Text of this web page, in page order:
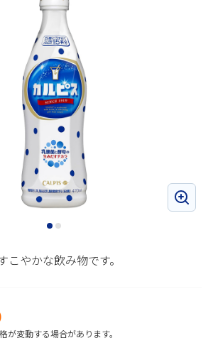
こやかな飲み物です。
が変動する場合があります。